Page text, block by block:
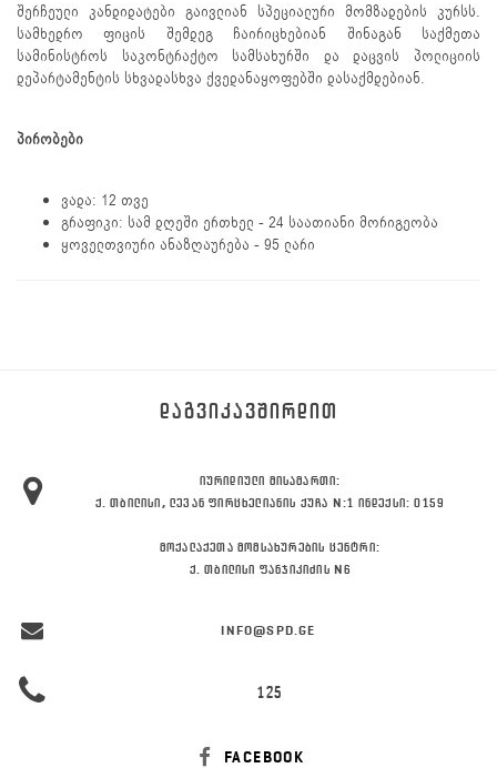
შერჩეული კანდიდატები გაივლიან სპეციალური მომზადების კურსს.
სამხედრო ფიცის შემდეგ ჩაირიცხებიან შინაგან საქმეთა
სამინისტროს საკონტრაქტო სამსახურში და დაცვის პოლიციის
დეპარტამენტის სხვადასხვა ქვედანაყოფებში დასაქმდებიან.
პირობები
ვადა: 12 თვე
გრაფიკი: სამ დღეში ერთხელ - 24 საათიანი მორიგეობა
ყოველთვიური ანაზღაურება - 95 ლარი
ᲓᲐᲒᲕᲘᲙᲐᲕᲨᲘᲠᲓᲘᲗ
ᲘᲣᲠᲘᲓᲘᲣᲚᲘ ᲛᲘᲡᲐᲛᲐᲠᲗᲘ:
Ქ. ᲗᲑᲘᲚᲘᲡᲘ, ᲚᲔᲕᲐᲜ ᲤᲘᲠᲪᲮᲔᲚᲘᲐᲜᲘᲡ ᲥᲣᲩᲐ N:1 ᲘᲜᲓᲔᲥᲡᲘ: 0159
ᲛᲝᲥᲐᲚᲐᲥᲔᲗᲐ ᲛᲝᲛᲡᲐᲮᲣᲠᲔᲑᲘᲡ ᲪᲔᲜᲢᲠᲘ:
Ქ. ᲗᲑᲘᲚᲘᲡᲘ ᲤᲐᲜᲯᲘᲙᲘᲫᲘᲡ N6
INFO@SPD.GE
125
FACEBOOK